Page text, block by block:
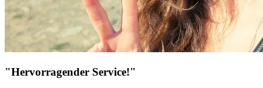
"Hervorragender Service!"